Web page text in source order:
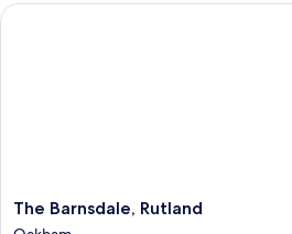
The
Barnsdale,
The Barnsdale, Rutland
The Barnsdale, Rutland